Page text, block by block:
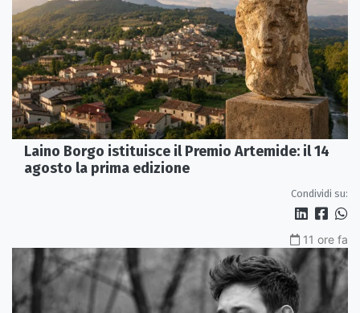
Laino Borgo istituisce il Premio Artemide: il 14
agosto la prima edizione
Condividi su:
11 ore fa